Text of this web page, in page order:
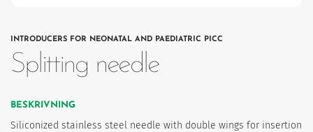
INTRODUCERS FOR NEONATAL AND PAEDIATRIC PICC
Splitting needle
BESKRIVNING
Siliconized stainless steel needle with double wings for insertion